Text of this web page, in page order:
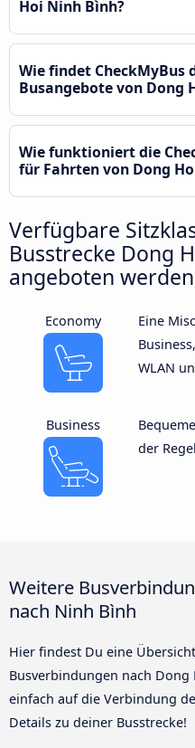
Hoi Ninh Bình?
Wie findet CheckMyBus
Busangebote von Dong
Wie funktioniert die
für Fahrten von Dong
Verfügbare
Busstrecke Dong
angeboten werden
Economy
Eine
WLAN
Business
der
Weitere
nach Ninh Bình
Hier findest Du eine
Busverbindungen nach
einfach auf die Verbindung
Details zu deiner Busstrecke!